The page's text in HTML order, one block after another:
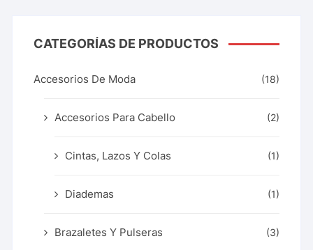
CATEGORÍAS DE PRODUCTOS
Accesorios De Moda (18)
Accesorios Para Cabello (2)
Cintas, Lazos Y Colas (1)
Diademas (1)
Brazaletes Y Pulseras (3)